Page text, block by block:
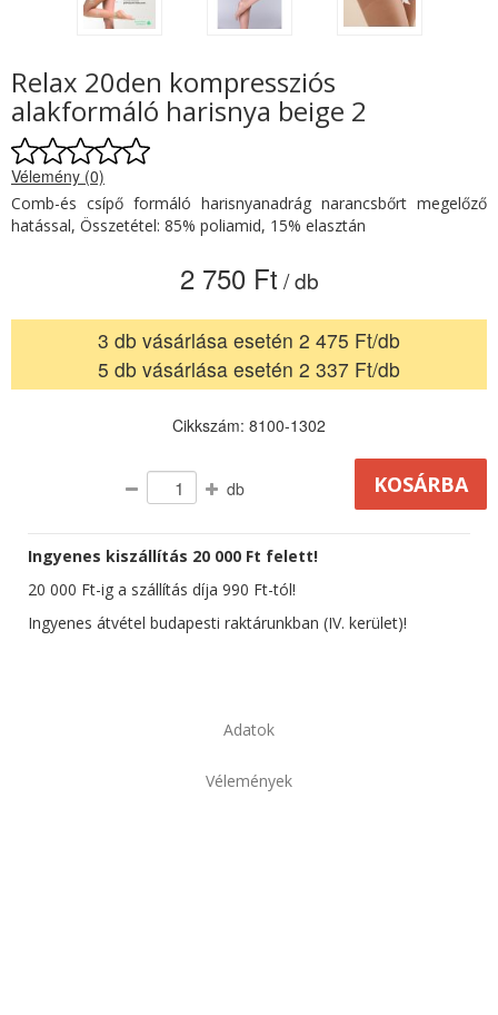
Relax 20den kompressziós
alakformáló harisnya beige 2
Vélemény (0)
Comb-és csípő formáló harisnyanadrág narancsbőrt megelőző
hatással, Összetétel: 85% poliamid, 15% elasztán
2 750 Ft / db
3 db vásárlása esetén 2 475 Ft/db
5 db vásárlása esetén 2 337 Ft/db
Cikkszám: 8100-1302
db
Ingyenes kiszállítás 20 000 Ft felett!
20 000 Ft-ig a szállítás díja 990 Ft-tól!
Ingyenes átvétel budapesti raktárunkban (IV. kerület)!
Adatok
Vélemények